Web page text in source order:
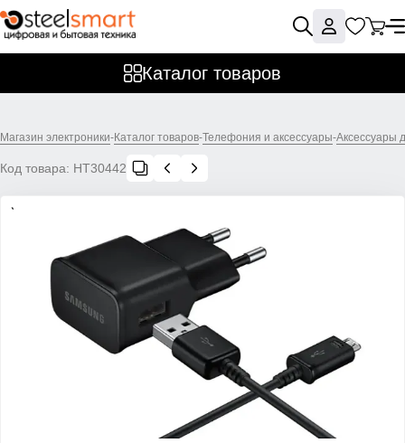
Каталог товаров
Магазин электроники-Каталог товаров-Телефония и аксессуары-Аксессуары
Код товара: НТ30442